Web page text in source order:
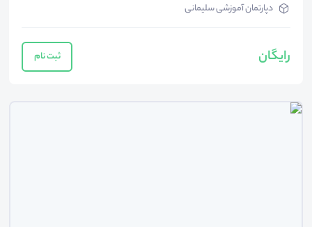
دپارتمان آموزشی سلیمانی
رایگان ثبت نام